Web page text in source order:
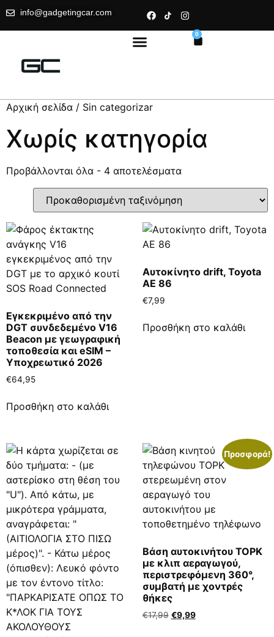
info@gadgetingcar.com
0
Αρχική σελίδα / Sin categorizar
Χωρίς κατηγορία
Προβάλλονται όλα - 4 αποτελέσματα
Εγκεκριμένο από την
DGT συνδεδεμένο V16
Beacon με γεωγραφική
τοποθεσία και eSIM –
Υποχρεωτικό 2026
€64,95
Προσθήκη στο καλάθι
Αυτοκίνητο drift, Toyota
AE 86
€7,99
Προσθήκη στο καλάθι
Προσφορά!
Βάση αυτοκινήτου TOPK
με κλιπ αεραγωγού,
περιστρεφόμενη 360°,
συμβατή με χοντρές
θήκες
€17,99 €9,99